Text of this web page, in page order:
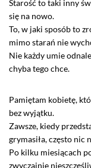
Starość to taki inny
się na nowo.
To, w jaki sposób to
mimo starań nie
Nie każdy umie
chyba tego chce.
Pamiętam kobietę,
bez wyjątku.
Zawsze, kiedy
grymasiła, często nic
Po kilku miesiącach
zwyczajnie